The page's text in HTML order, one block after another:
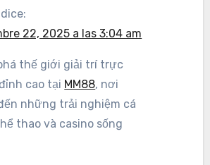
dice:
22, 2025 a las 3:04 am
thế giới giải trí trực
cao tại MM88, nơi
những trải nghiệm cá
thao và casino sống